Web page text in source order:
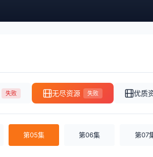
失败 无尽资源 失败 优质
第05集 第06集 第07